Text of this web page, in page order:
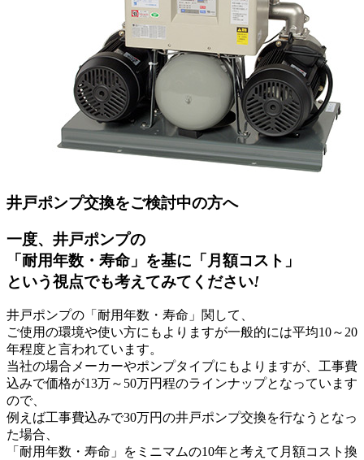
井戸ポンプ交換をご検討中の方へ
一度、井戸ポンプの
「耐用年数・寿命」を基に「月額コスト」
という視点でも考えてみてください!
井戸ポンプの「耐用年数・寿命」関して、
ご使用の環境や使い方にもよりますが一般的には平均10～20
年程度と言われています。
当社の場合メーカーやポンプタイプにもよりますが、工事費
込みで価格が13万～50万円程のラインナップとなっています
ので、
例えば工事費込みで30万円の井戸ポンプ交換を行なうとなっ
た場合、
「耐用年数・寿命」をミニマムの10年と考えて月額コスト換